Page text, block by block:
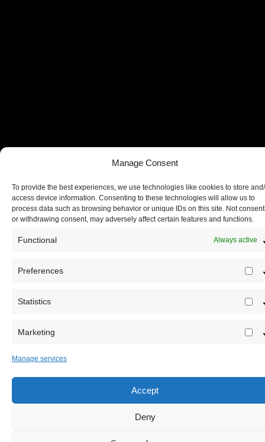
Manage Consent
To provide the best experiences, we use technologies like cookies to store
access device information. Consenting to these technologies will allow us to
process data such as browsing behavior or unique IDs on this site. Not
or withdrawing consent, may adversely affect certain features and functions.
Functional Always active
Preferences
Statistics
Marketing
Manage services
Accept
Deny
Registrujte se na Sve o arheologiji
Budite u toku!
Prijavite se na našu mejl listu i svake